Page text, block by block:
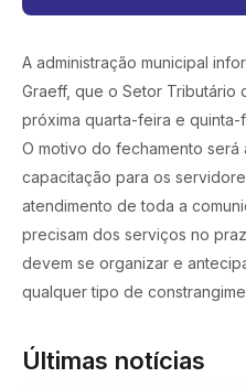
A administração municipal
Graeff, que o Setor Tributário
próxima quarta-feira e
O motivo do fechamento será
capacitação para os
atendimento de toda a
precisam dos serviços no
devem se organizar e
qualquer tipo de
Últimas notícias